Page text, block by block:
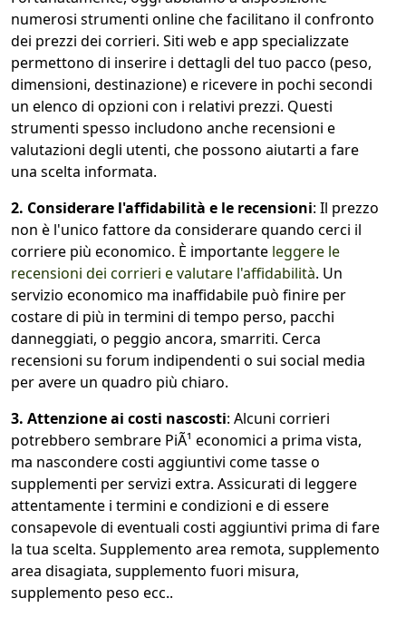
numerosi strumenti online che facilitano il confronto
dei prezzi dei corrieri. Siti web e app specializzate
permettono di inserire i dettagli del tuo pacco (peso,
dimensioni, destinazione) e ricevere in pochi secondi
un elenco di opzioni con i relativi prezzi. Questi
strumenti spesso includono anche recensioni e
valutazioni degli utenti, che possono aiutarti a fare
una scelta informata.
2. Considerare l'affidabilità e le recensioni: Il prezzo
non è l'unico fattore da considerare quando cerci il
corriere più economico. È importante leggere le
recensioni dei corrieri e valutare l'affidabilità. Un
servizio economico ma inaffidabile può finire per
costare di più in termini di tempo perso, pacchi
danneggiati, o peggio ancora, smarriti. Cerca
recensioni su forum indipendenti o sui social media
per avere un quadro più chiaro.
3. Attenzione ai costi nascosti: Alcuni corrieri
potrebbero sembrare PiÃ¹ economici a prima vista,
ma nascondere costi aggiuntivi come tasse o
supplementi per servizi extra. Assicurati di leggere
attentamente i termini e condizioni e di essere
consapevole di eventuali costi aggiuntivi prima di fare
la tua scelta. Supplemento area remota, supplemento
area disagiata, supplemento fuori misura,
supplemento peso ecc..